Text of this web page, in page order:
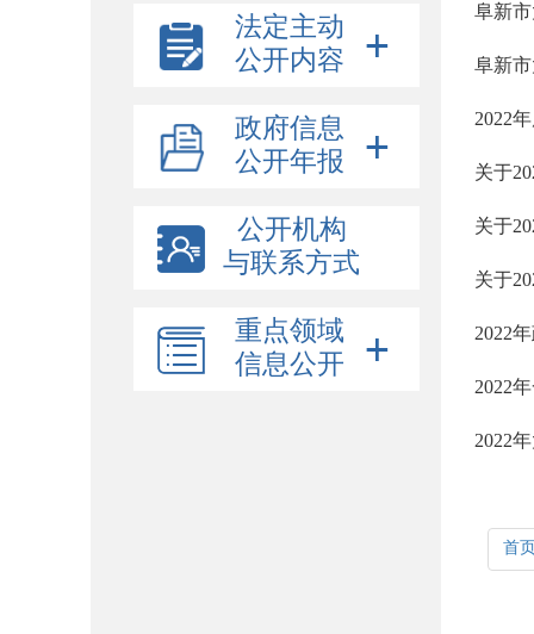
法定主动
公开内容
政府信息
公开年报
公开机构
与联系方式
重点领域
信息公开
阜新
阜新
2022
关于
关于
关于
2022
2022
2022
首